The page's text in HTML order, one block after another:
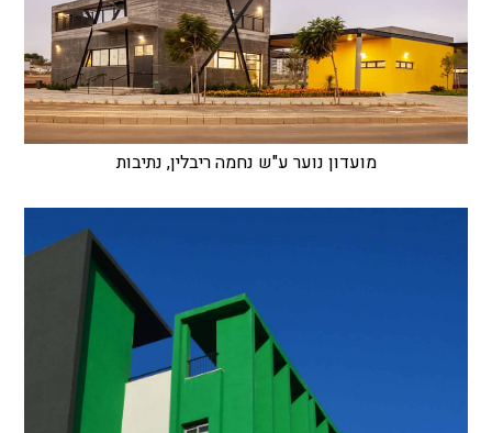
מועדון נוער ע"ש נחמה ריבלין, נתיבות